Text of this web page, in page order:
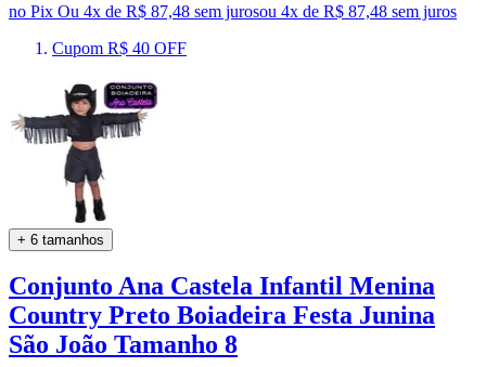
no Pix Ou 4x de R$ 87,48 sem jurosou 4x de R$ 87,48 sem juros
Cupom R$ 40 OFF
+ 6 tamanhos
Conjunto Ana Castela Infantil Menina
Country Preto Boiadeira Festa Junina
São João Tamanho 8